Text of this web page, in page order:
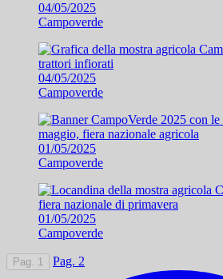
04/05/2025
Campoverde
04/05/2025
Campoverde
01/05/2025
Campoverde
01/05/2025
Campoverde
Pag. 1 Pag. 2